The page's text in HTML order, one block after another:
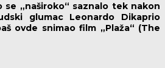
„naširoko“ saznalo tek nakon
glumac Leonardo Dikaprio
ovde snimao film „Plaža“ (The